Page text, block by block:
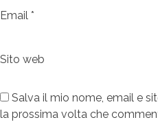
Email *
Sito web
Salva il mio nome, email e
la prossima volta che